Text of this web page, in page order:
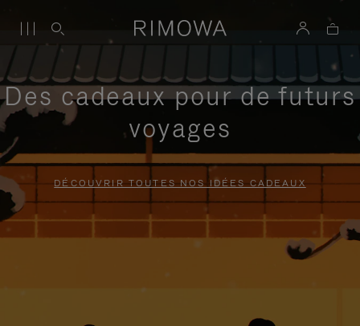
Des cadeaux pour de futurs
voyages
DÉCOUVRIR TOUTES NOS IDÉES CADEAUX